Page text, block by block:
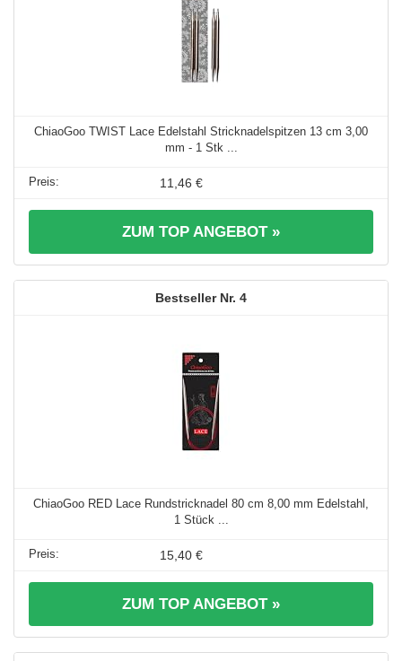
ChiaoGoo TWIST Lace Edelstahl Stricknadelspitzen 13 cm 3,00
mm - 1 Stk ...
11,46 €
ZUM TOP ANGEBOT »
4
ChiaoGoo RED Lace Rundstricknadel 80 cm 8,00 mm Edelstahl,
1 Stück ...
15,40 €
ZUM TOP ANGEBOT »